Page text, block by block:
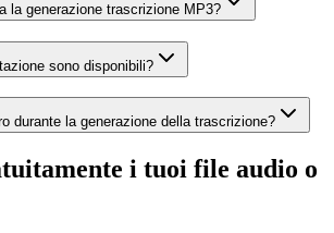
la generazione trascrizione MP3?
sono disponibili?
durante la generazione della trascrizione?
i tuoi file audio o